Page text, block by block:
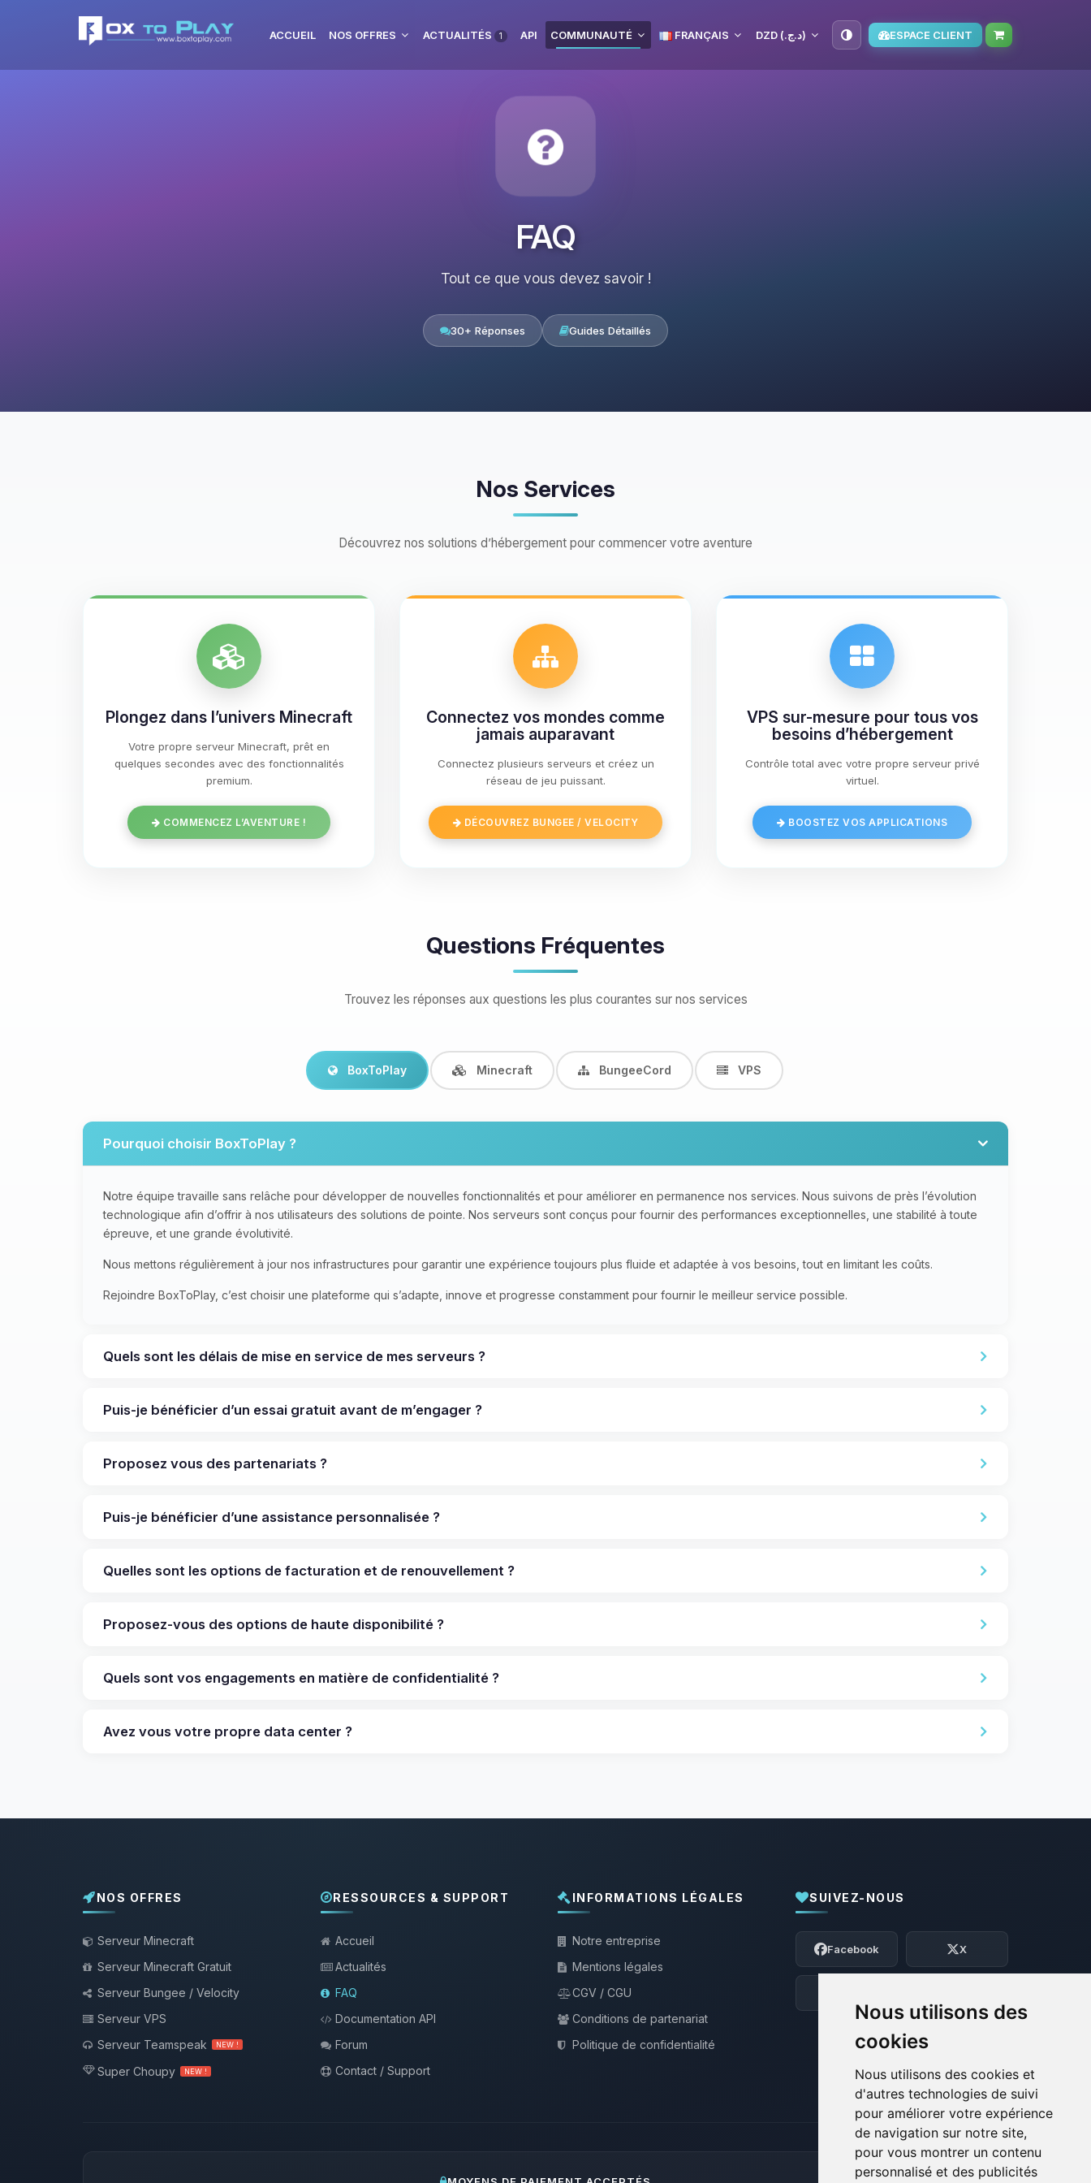
Nous utilisons des
cookies
Nous utilisons des cookies et
d'autres technologies de suivi
pour améliorer votre expérience
de navigation sur notre site,
pour vous montrer un contenu
personnalisé et des publicités
ACCUEIL NOS OFFRES ACTUALITÉS 1 API COMMUNAUTÉ FRANÇAIS DZD (د.ج.‏) ESPACE CLIENT
FAQ
Tout ce que vous devez savoir !
30+ Réponses Guides Détaillés
Nos Services
Découvrez nos solutions d’hébergement pour commencer votre aventure
Plongez dans l’univers Minecraft
Votre propre serveur Minecraft, prêt en
quelques secondes avec des fonctionnalités
premium.
COMMENCEZ L’AVENTURE !
Connectez vos mondes comme
jamais auparavant
Connectez plusieurs serveurs et créez un
réseau de jeu puissant.
DÉCOUVREZ BUNGEE / VELOCITY
VPS sur-mesure pour tous vos
besoins d’hébergement
Contrôle total avec votre propre serveur privé
virtuel.
BOOSTEZ VOS APPLICATIONS
Questions Fréquentes
Trouvez les réponses aux questions les plus courantes sur nos services
BoxToPlay Minecraft BungeeCord VPS
Pourquoi choisir BoxToPlay ?
Notre équipe travaille sans relâche pour développer de nouvelles fonctionnalités et pour améliorer en permanence nos services. Nous suivons de près l’évolution
technologique afin d’offrir à nos utilisateurs des solutions de pointe. Nos serveurs sont conçus pour fournir des performances exceptionnelles, une stabilité à toute
épreuve, et une grande évolutivité.
Nous mettons régulièrement à jour nos infrastructures pour garantir une expérience toujours plus fluide et adaptée à vos besoins, tout en limitant les coûts.
Rejoindre BoxToPlay, c’est choisir une plateforme qui s’adapte, innove et progresse constamment pour fournir le meilleur service possible.
Quels sont les délais de mise en service de mes serveurs ?
Puis-je bénéficier d’un essai gratuit avant de m’engager ?
Proposez vous des partenariats ?
Puis-je bénéficier d’une assistance personnalisée ?
Quelles sont les options de facturation et de renouvellement ?
Proposez-vous des options de haute disponibilité ?
Quels sont vos engagements en matière de confidentialité ?
Avez vous votre propre data center ?
NOS OFFRES
Serveur Minecraft
Serveur Minecraft Gratuit
Serveur Bungee / Velocity
Serveur VPS
Serveur Teamspeak
NEW !
Super Choupy NEW !
RESSOURCES & SUPPORT
Accueil
Actualités
FAQ
Documentation API
Forum
Contact / Support
INFORMATIONS LÉGALES
Notre entreprise
Mentions légales
CGV / CGU
Conditions de partenariat
Politique de confidentialité
SUIVEZ-NOUS
Facebook X
Youpi, enfin quelqu’un pour me parler !
Moi c’est Choupy, ton petit assistant
BoxToPlay. Dis-moi ce dont tu as besoin
et je vais remuer mes petits circuits
07/08/2026 à 14:59